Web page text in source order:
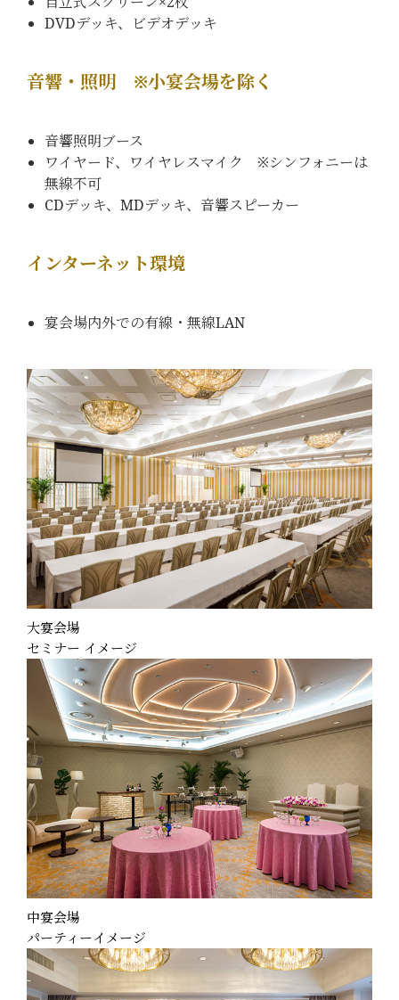
DVDデッキ、ビデオデッキ
音響・照明 ※小宴会場を除く
音響照明ブース
ワイヤード、ワイヤレスマイク ※シンフォニーは
無線不可
CDデッキ、MDデッキ、音響スピーカー
インターネット環境
宴会場内外での有線・無線LAN
大宴会場
セミナー イメージ
中宴会場
パーティーイメージ